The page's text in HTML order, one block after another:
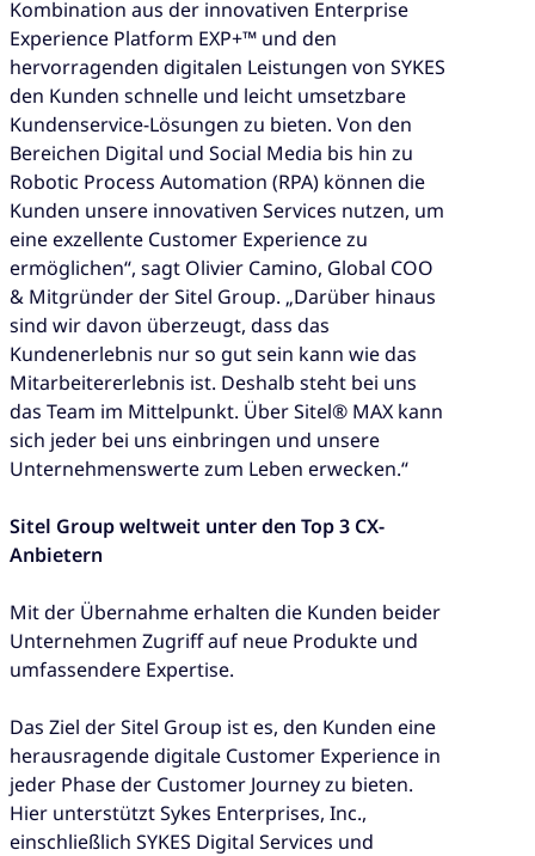
Kombination aus der innovativen Enterprise
Experience Platform EXP+™ und den
hervorragenden digitalen Leistungen von SYKES
den Kunden schnelle und leicht umsetzbare
Kundenservice-Lösungen zu bieten. Von den
Bereichen Digital und Social Media bis hin zu
Robotic Process Automation (RPA) können die
Kunden unsere innovativen Services nutzen, um
eine exzellente Customer Experience zu
ermöglichen“, sagt Olivier Camino, Global COO
& Mitgründer der Sitel Group. „Darüber hinaus
sind wir davon überzeugt, dass das
Kundenerlebnis nur so gut sein kann wie das
Mitarbeitererlebnis ist. Deshalb steht bei uns
das Team im Mittelpunkt. Über Sitel® MAX kann
sich jeder bei uns einbringen und unsere
Unternehmenswerte zum Leben erwecken.“
Sitel Group weltweit unter den Top 3 CX-
Anbietern
Mit der Übernahme erhalten die Kunden beider
Unternehmen Zugriff auf neue Produkte und
umfassendere Expertise.
Das Ziel der Sitel Group ist es, den Kunden eine
herausragende digitale Customer Experience in
jeder Phase der Customer Journey zu bieten.
Hier unterstützt Sykes Enterprises, Inc.,
einschließlich SYKES Digital Services und